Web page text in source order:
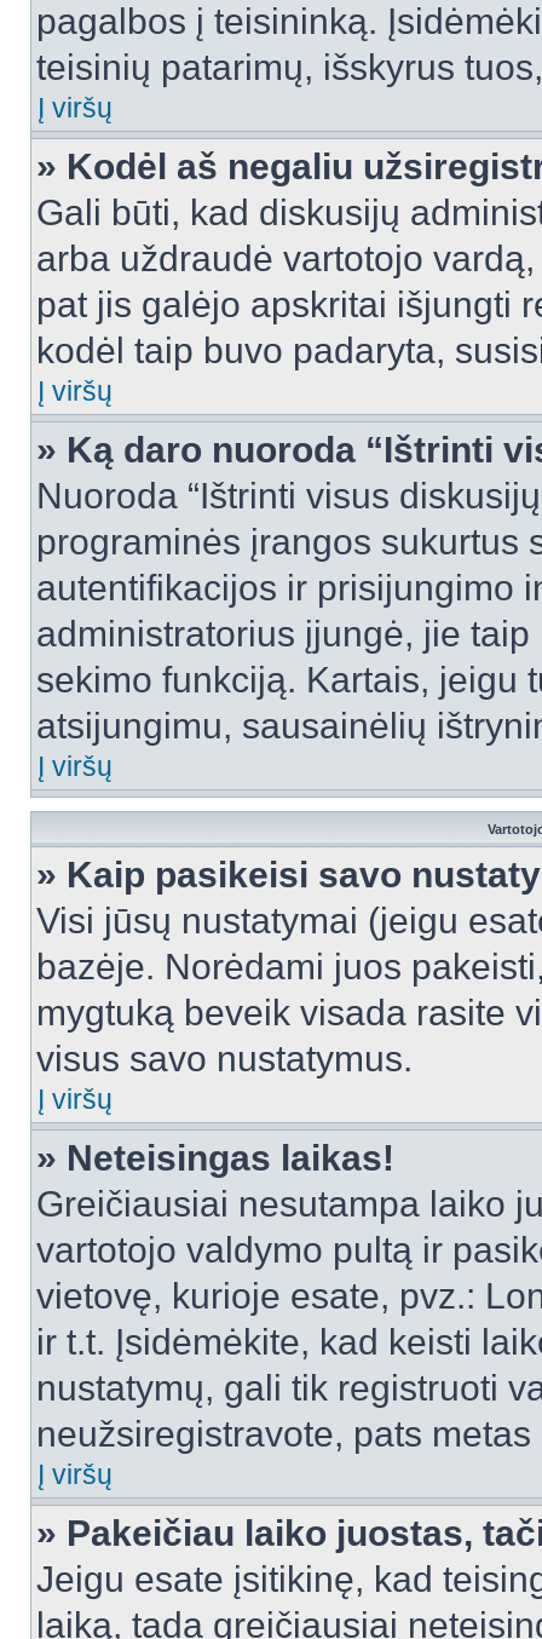
pagalbos į teisininką.
teisinių patarimų, išskyrus
Į viršų
» Kodėl aš negaliu
Gali būti, kad diskusijų
arba uždraudė vartotojo
pat jis galėjo apskritai išjungti
kodėl taip buvo padaryta,
Į viršų
» Ką daro nuoroda “Ištrinti
Nuoroda “Ištrinti visus
programinės įrangos sukurtus
autentifikacijos ir prisijungimo
administratorius įjungė, jie
sekimo funkciją. Kartais, jeigu
atsijungimu, sausainėlių
Į viršų
» Kaip pasikeisi savo
Visi jūsų nustatymai (jeigu
bazėje. Norėdami juos
mygtuką beveik visada rasite
visus savo nustatymus.
Į viršų
» Neteisingas laikas!
Greičiausiai nesutampa laiko
vartotojo valdymo pultą ir
vietovę, kurioje esate, pvz.:
ir t.t. Įsidėmėkite, kad keisti
nustatymų, gali tik registruoti
neužsiregistravote, pats
Į viršų
» Pakeičiau laiko juostas,
Jeigu esate įsitikinę, kad
laiką, tada greičiausiai